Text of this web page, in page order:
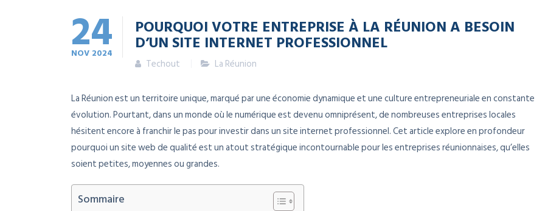
24
NOV 2024
POURQUOI VOTRE ENTREPRISE À LA RÉUNION A BESOIN
D’UN SITE INTERNET PROFESSIONNEL
Techout La Réunion
La Réunion est un territoire unique, marqué par une économie dynamique et une culture entrepreneuriale en constante
évolution. Pourtant, dans un monde où le numérique est devenu omniprésent, de nombreuses entreprises locales
hésitent encore à franchir le pas pour investir dans un site internet professionnel. Cet article explore en profondeur
pourquoi un site web de qualité est un atout stratégique incontournable pour les entreprises réunionnaises, qu’elles
soient petites, moyennes ou grandes.
Sommaire